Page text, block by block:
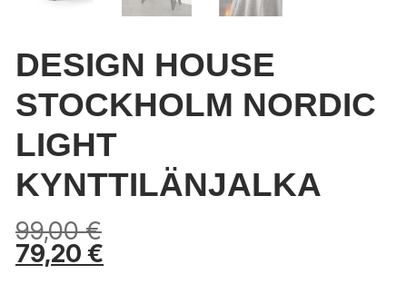
DESIGN HOUSE
STOCKHOLM NORDIC
LIGHT
KYNTTILÄNJALKA
99,00€
79,20 €